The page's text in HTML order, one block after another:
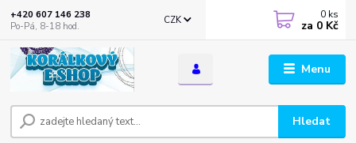
Menu
CZK
Hledat
+420 607 146 238
Po-Pá, 8-18 hod.
0 ks
za 0 Kč